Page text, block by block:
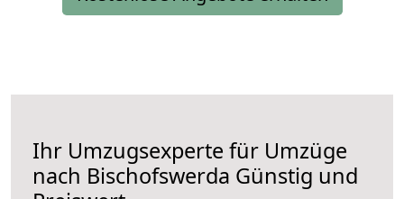
Ihr Umzugsexperte für Umzüge
nach Bischofswerda Günstig und